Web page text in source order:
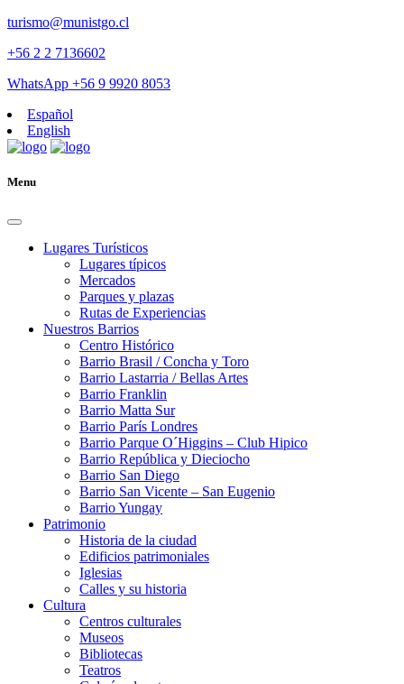
turismo@munistgo.cl
+56 2 2 7136602
WhatsApp +56 9 9920 8053
Español
English
Menu
Lugares Turísticos
Lugares tí­picos
Mercados
Parques y plazas
Rutas de Experiencias
Nuestros Barrios
Centro Histórico
Barrio Brasil / Concha y Toro
Barrio Lastarria / Bellas Artes
Barrio Franklin
Barrio Matta Sur
Barrio Parí­s Londres
Barrio Parque O´Higgins – Club Hipico
Barrio República y Dieciocho
Barrio San Diego
Barrio San Vicente – San Eugenio
Barrio Yungay
Patrimonio
Historia de la ciudad
Edificios patrimoniales
Iglesias
Calles y su historia
Cultura
Centros culturales
Museos
Bibliotecas
Teatros